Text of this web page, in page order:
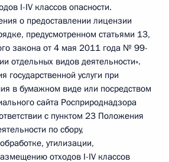
I-IV классов опасности.
о предоставлении лицензии
предусмотренном статьями 13,
закона от 4 мая 2011 года № 99-
отдельных видов деятельности».
государственной услуги при
в бумажном виде или посредством
сайта Росприроднадзора
с пунктом 23 Положения
по сбору,
утилизации,
отходов I-IV классов